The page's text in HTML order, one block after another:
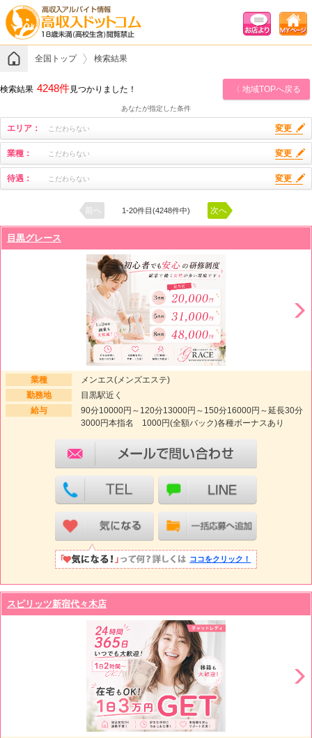
全国トップ 検索結果
検索結果 4248件見つかりました！ 〈 地域TOPへ戻る
あなたが指定した条件
エリア： こだわらない 変更
業種： こだわらない 変更
待遇： こだわらない 変更
前へ 1-20件目(4248件中) 次へ
目黒グレース
業種
メンエス(メンズエステ)
勤務地
目黒駅近く
給与
90分10000円～120分13000円～150分16000円～延長30分
3000円本指名 1000円(全額バック)各種ボーナスあり
ココをクリック！
スピリッツ新宿代々木店